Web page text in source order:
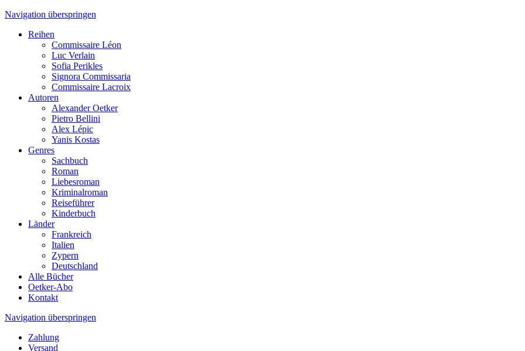
Navigation überspringen
Reihen
Commissaire Léon
Luc Verlain
Sofia Perikles
Signora Commissaria
Commissaire Lacroix
Autoren
Alexander Oetker
Pietro Bellini
Alex Lépic
Yanis Kostas
Genres
Sachbuch
Roman
Liebesroman
Kriminalroman
Reiseführer
Kinderbuch
Länder
Frankreich
Italien
Zypern
Deutschland
Alle Bücher
Oetker-Abo
Kontakt
Navigation überspringen
Zahlung
Versand